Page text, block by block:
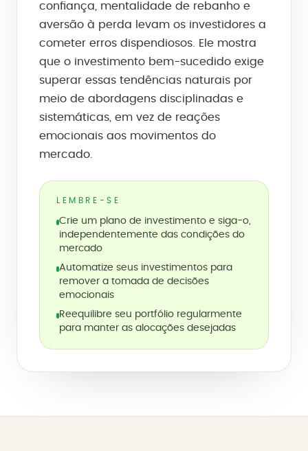
confiança, mentalidade de rebanho e
aversão à perda levam os investidores a
cometer erros dispendiosos. Ele mostra
que o investimento bem-sucedido exige
superar essas tendências naturais por
meio de abordagens disciplinadas e
sistemáticas, em vez de reações
emocionais aos movimentos do
mercado.
LEMBRE-SE
Crie um plano de investimento e siga-o,
independentemente das condições do
mercado
Automatize seus investimentos para
remover a tomada de decisões
emocionais
Reequilibre seu portfólio regularmente
para manter as alocações desejadas